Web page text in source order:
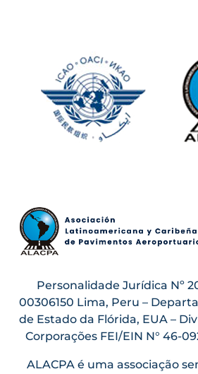
Personalidade Jurídica Nº
00306150 Lima, Peru –
de Estado da Flórida, EUA –
Corporações FEI/EIN N° 46-
ALACPA é uma associação